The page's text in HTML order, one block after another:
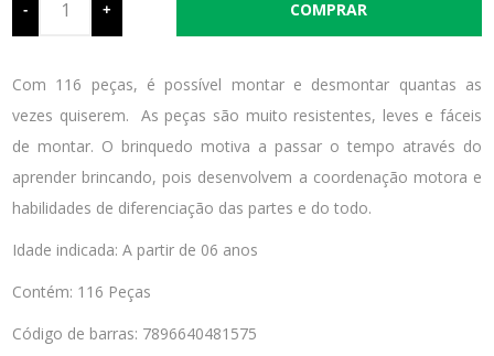
- +
Com 116 peças, é possível montar e desmontar quantas as
vezes quiserem. As peças são muito resistentes, leves e fáceis
de montar. O brinquedo motiva a passar o tempo através do
aprender brincando, pois desenvolvem a coordenação motora e
habilidades de diferenciação das partes e do todo.
Idade indicada: A partir de 06 anos
Contém: 116 Peças
Código de barras: 7896640481575